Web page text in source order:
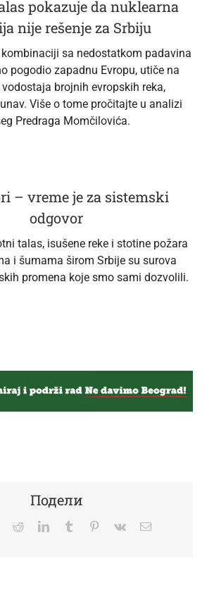
pokazuje da nuklearna
nije rešenje za Srbiju
sa nedostatkom padavina
pogodio zapadnu Evropu, utiče na
brojnih evropskih reka,
Više o tome pročitajte u analizi
Predraga Momčilovića.
– vreme je za sistemski
odgovor
talas, isušene reke i stotine požara
i šumama širom Srbije su surova
promena koje smo sami dozvolili.
Подели
TwitterRedditLinkedInTumblr Pinterest
Vk Email